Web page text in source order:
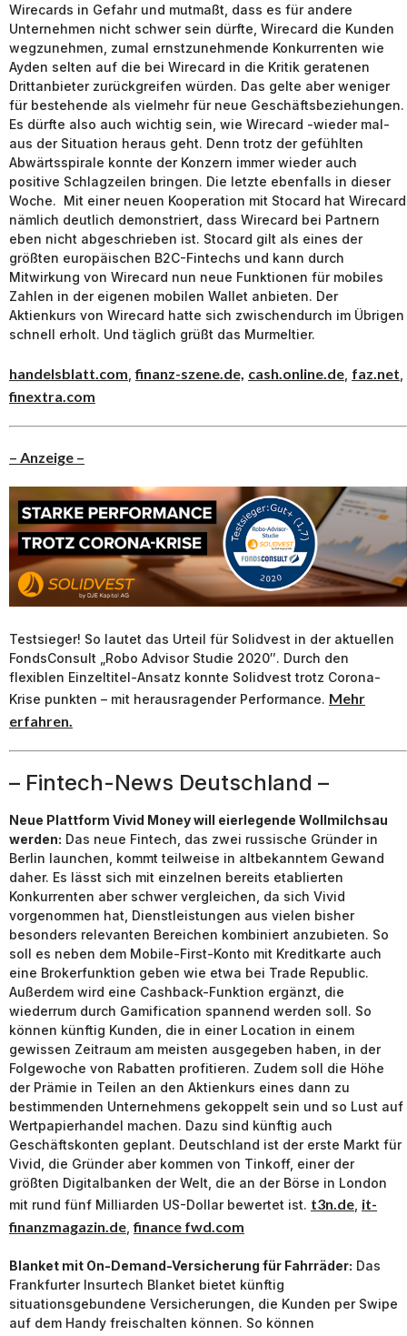
Wirecards in Gefahr und mutmaßt, dass es für andere
Unternehmen nicht schwer sein dürfte, Wirecard die Kunden
wegzunehmen, zumal ernstzunehmende Konkurrenten wie
Ayden selten auf die bei Wirecard in die Kritik geratenen
Drittanbieter zurückgreifen würden. Das gelte aber weniger
für bestehende als vielmehr für neue Geschäftsbeziehungen.
Es dürfte also auch wichtig sein, wie Wirecard -wieder mal-
aus der Situation heraus geht. Denn trotz der gefühlten
Abwärtsspirale konnte der Konzern immer wieder auch
positive Schlagzeilen bringen. Die letzte ebenfalls in dieser
Woche. Mit einer neuen Kooperation mit Stocard hat Wirecard
nämlich deutlich demonstriert, dass Wirecard bei Partnern
eben nicht abgeschrieben ist. Stocard gilt als eines der
größten europäischen B2C-Fintechs und kann durch
Mitwirkung von Wirecard nun neue Funktionen für mobiles
Zahlen in der eigenen mobilen Wallet anbieten. Der
Aktienkurs von Wirecard hatte sich zwischendurch im Übrigen
schnell erholt. Und täglich grüßt das Murmeltier.
handelsblatt.com,finanz-szene.de, cash.online.de, faz.net,
finextra.com
– Anzeige –
Testsieger! So lautet das Urteil für Solidvest in der aktuellen
FondsConsult „Robo Advisor Studie 2020″. Durch den
flexiblen Einzeltitel-Ansatz konnte Solidvest trotz Corona-
Krise punkten – mit herausragender Performance. Mehr
erfahren.
– Fintech-News Deutschland –
Neue Plattform Vivid Money will eierlegende Wollmilchsau
werden: Das neue Fintech, das zwei russische Gründer in
Berlin launchen, kommt teilweise in altbekanntem Gewand
daher. Es lässt sich mit einzelnen bereits etablierten
Konkurrenten aber schwer vergleichen, da sich Vivid
vorgenommen hat, Dienstleistungen aus vielen bisher
besonders relevanten Bereichen kombiniert anzubieten. So
soll es neben dem Mobile-First-Konto mit Kreditkarte auch
eine Brokerfunktion geben wie etwa bei Trade Republic.
Außerdem wird eine Cashback-Funktion ergänzt, die
wiederrum durch Gamification spannend werden soll. So
können künftig Kunden, die in einer Location in einem
gewissen Zeitraum am meisten ausgegeben haben, in der
Folgewoche von Rabatten profitieren. Zudem soll die Höhe
der Prämie in Teilen an den Aktienkurs eines dann zu
bestimmenden Unternehmens gekoppelt sein und so Lust auf
Wertpapierhandel machen. Dazu sind künftig auch
Geschäftskonten geplant. Deutschland ist der erste Markt für
Vivid, die Gründer aber kommen von Tinkoff, einer der
größten Digitalbanken der Welt, die an der Börse in London
mit rund fünf Milliarden US-Dollar bewertet ist. t3n.de it-
finanzmagazin.de ,finance fwd.com
Blanket mit On-Demand-Versicherung für Fahrräder: Das
Frankfurter Insurtech Blanket bietet künftig
situationsgebundene Versicherungen, die Kunden per Swipe
auf dem Handy freischalten können. So können